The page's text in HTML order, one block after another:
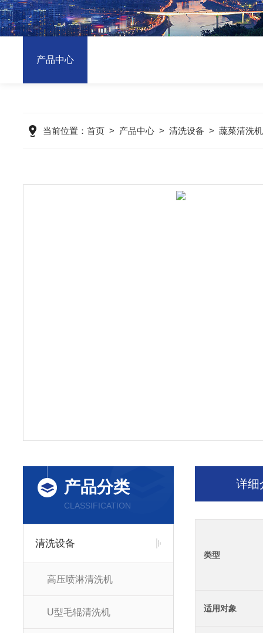
产品中心
当前位置： 首页 > 产品中心 > 清洗设备 > 蔬菜清洗机
产品分类
CLASSIFICATION
清洗设备
高压喷淋清洗机
U型毛辊清洗机
详细
类型
适用对象